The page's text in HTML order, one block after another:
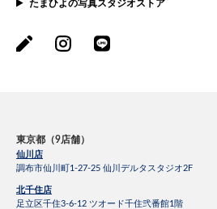
たまひよの写真スタジオストア
東京都（9店舗）
仙川店
調布市仙川町1-27-25 仙川デルタスタジオ2F
北千住店
足立区千住3-6-12 ツオード千住弐番館1階